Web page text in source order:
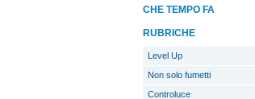
CHE TEMPO FA
RUBRICHE
Level Up
Non solo fumetti
Controluce